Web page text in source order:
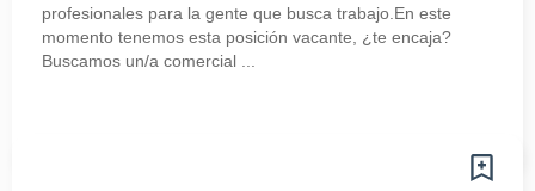
profesionales para la gente que busca trabajo.En este
momento tenemos esta posición vacante, ¿te encaja?
Buscamos un/a comercial ...